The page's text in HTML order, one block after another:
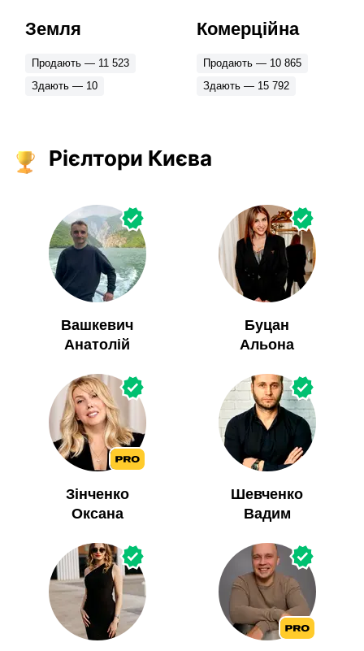
Земля
Продають — 11 523
Здають — 10
Комерційна
Продають — 10 865
Здають — 15 792
Рієлтори Києва
Вашкевич
Анатолій
Буцан
Альона
Зінченко
Оксана
Шевченко
Вадим